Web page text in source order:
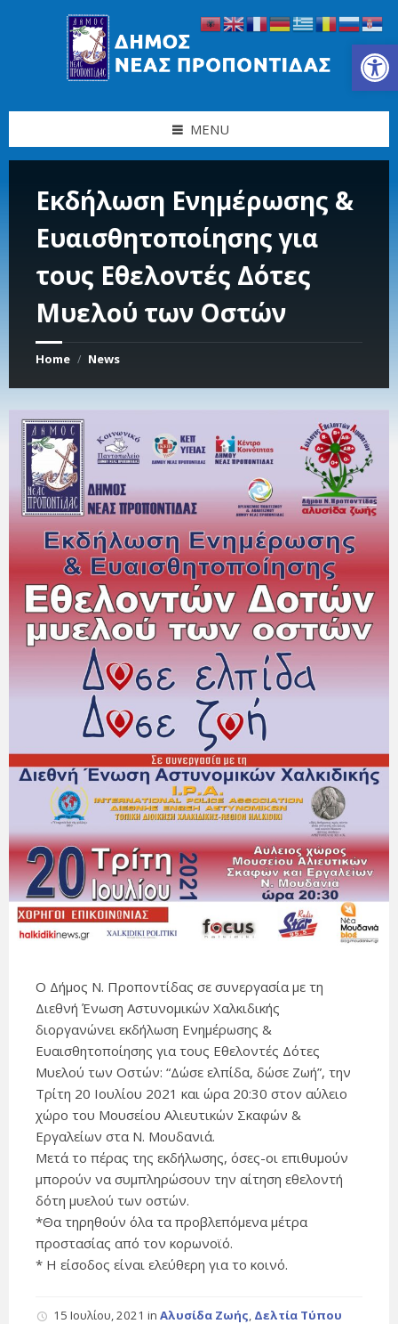
Ανοίξτε τη γραμμή εργαλείων
MENU
Εκδήλωση Ενημέρωσης &
Ευαισθητοποίησης για
τους Εθελοντές Δότες
Μυελού των Οστών
Home / News
Ο Δήμος Ν. Προποντίδας σε συνεργασία με τη
Διεθνή Ένωση Αστυνομικών Χαλκιδικής
διοργανώνει εκδήλωση Ενημέρωσης &
Ευαισθητοποίησης για τους Εθελοντές Δότες
Μυελού των Οστών: “Δώσε ελπίδα, δώσε Ζωή”, την
Τρίτη 20 Ιουλίου 2021 και ώρα 20:30 στον αύλειο
χώρο του Μουσείου Αλιευτικών Σκαφών &
Εργαλείων στα Ν. Μουδανιά.
Μετά το πέρας της εκδήλωσης, όσες-οι επιθυμούν
μπορούν να συμπληρώσουν την αίτηση εθελοντή
δότη μυελού των οστών.
*Θα τηρηθούν όλα τα προβλεπόμενα μέτρα
προστασίας από τον κορωνοϊό.
* Η είσοδος είναι ελεύθερη για το κοινό.
15 Ιουλίου, 2021 in Αλυσίδα Ζωής Δελτία Τύπου